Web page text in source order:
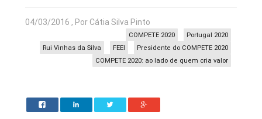
04/03/2016 , Por Cátia Silva Pinto
Portugal 2020
COMPETE 2020
Presidente do COMPETE 2020
FEEI
Rui Vinhas da Silva
COMPETE 2020: ao lado de quem cria valor